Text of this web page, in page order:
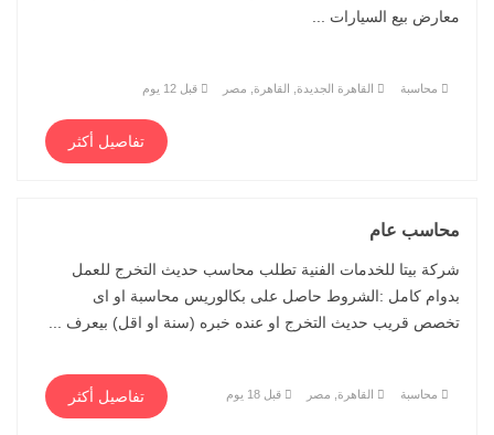
معارض بيع السيارات ...
محاسبة القاهرة الجديدة, القاهرة, مصر قبل 12 يوم
تفاصيل أكثر
محاسب عام
شركة بيتا للخدمات الفنية تطلب محاسب حديث التخرج للعمل
بدوام كامل :الشروط حاصل على بكالوريس محاسبة او اى
تخصص قريب حديث التخرج او عنده خبره (سنة او اقل) بيعرف ...
محاسبة القاهرة, مصر قبل 18 يوم تفاصيل أكثر